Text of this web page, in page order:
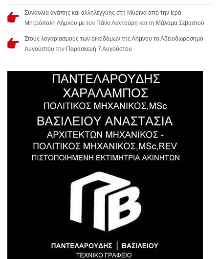
Συναυλία αγάπης και αλληλεγγύης στη Μύρινα από την Ιερά
Μητρόπολη Λήμνου με τον Πάνο Λαντούρη και τη Μάλαμα Σεβαστού
Στους λογαριασμούς των οικοδόμων της Λήμνου το Αδειοδωρόσημο
Αυγούστου την Παρασκευή 7 Αυγούστου